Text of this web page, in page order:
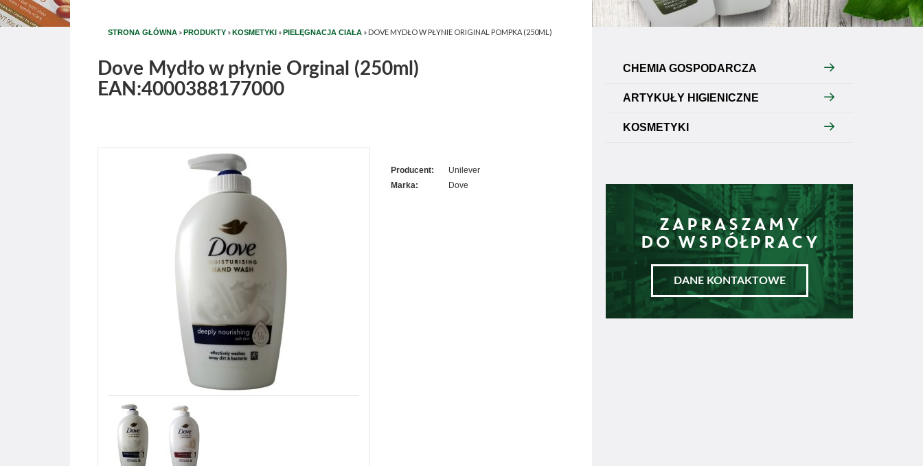
STRONA GŁÓWNA » PRODUKTY » KOSMETYKI » PIELĘGNACJA CIAŁA » DOVE MYDŁO W PŁYNIE ORIGINAL POMPKA (250ML)
Dove Mydło w płynie Orginal (250ml)
EAN:4000388177000
Producent:
Unilever
Marka:
Dove
CHEMIA GOSPODARCZA
ARTYKUŁY HIGIENICZNE
KOSMETYKI
ZAPRASZAMY
DO WSPÓŁPRACY
DANE KONTAKTOWE